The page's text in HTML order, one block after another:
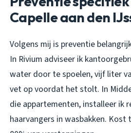
Capelle aan den
Volgens mij is preventie
In Rivium adviseer ik
water door te spoelen, vijf liter
vet op voordat het stolt. In
die appartementen, installeer ik
haarvangers in wasbakken.